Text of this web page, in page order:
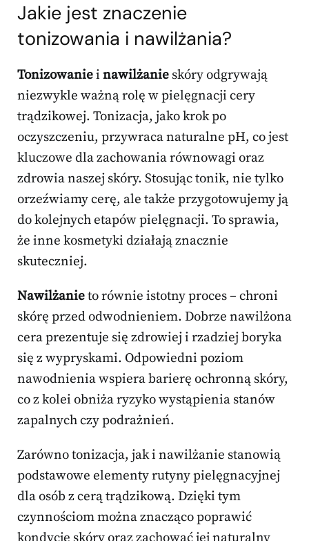
Jakie jest znaczenie
tonizowania i nawilżania?
Tonizowaniei nawilżanie skóry odgrywają
niezwykle ważną rolę w pielęgnacji cery
trądzikowej. Tonizacja, jako krok po
oczyszczeniu, przywraca naturalne pH, co jest
kluczowe dla zachowania równowagi oraz
zdrowia naszej skóry. Stosując tonik, nie tylko
orzeźwiamy cerę, ale także przygotowujemy ją
do kolejnych etapów pielęgnacji. To sprawia,
że inne kosmetyki działają znacznie
skuteczniej.
Nawilżanieto równie istotny proces – chroni
skórę przed odwodnieniem. Dobrze nawilżona
cera prezentuje się zdrowiej i rzadziej boryka
się z wypryskami. Odpowiedni poziom
nawodnienia wspiera barierę ochronną skóry,
co z kolei obniża ryzyko wystąpienia stanów
zapalnych czy podrażnień.
Zarówno tonizacja, jak i nawilżanie stanowią
podstawowe elementy rutyny pielęgnacyjnej
dla osób z cerą trądzikową. Dzięki tym
czynnościom można znacząco poprawić